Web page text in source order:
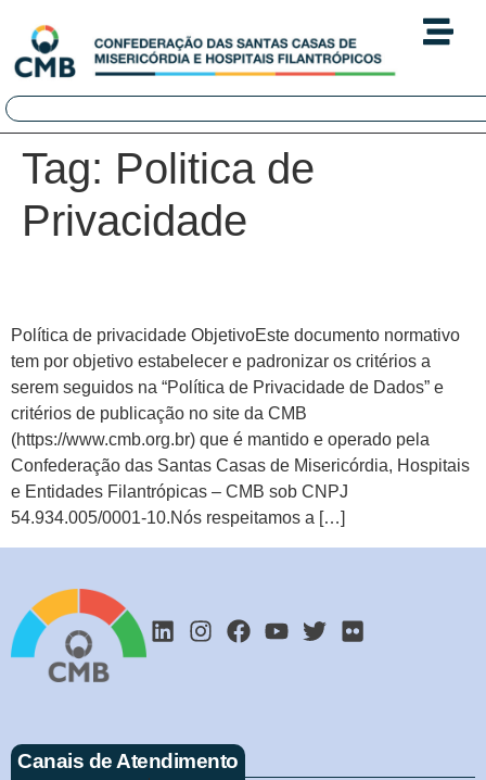
Tag: Politica de
Privacidade
Política de privacidade ObjetivoEste documento normativo
tem por objetivo estabelecer e padronizar os critérios a
serem seguidos na “Política de Privacidade de Dados” e
critérios de publicação no site da CMB
(https://www.cmb.org.br) que é mantido e operado pela
Confederação das Santas Casas de Misericórdia, Hospitais
e Entidades Filantrópicas – CMB sob CNPJ
54.934.005/0001-10.Nós respeitamos a […]
Canais de Atendimento